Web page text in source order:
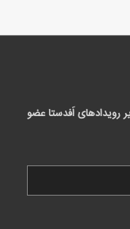
رویدادهای اَفدستا عضو